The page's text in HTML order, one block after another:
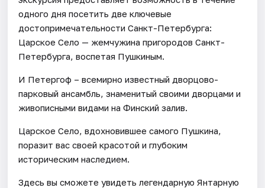
одного дня посетить две ключевые
достопримечательности Санкт-Петербурга:
Царское Село — жемчужина пригородов Санкт-
Петербурга, воспетая Пушкиным.
И Петергоф – всемирно известный дворцово-
парковый ансамбль, знаменитый своими дворцами и
живописными видами на Финский залив.
Царское Село, вдохновившее самого Пушкина,
поразит вас своей красотой и глубоким
историческим наследием.
Здесь вы сможете увидеть легендарную Янтарную